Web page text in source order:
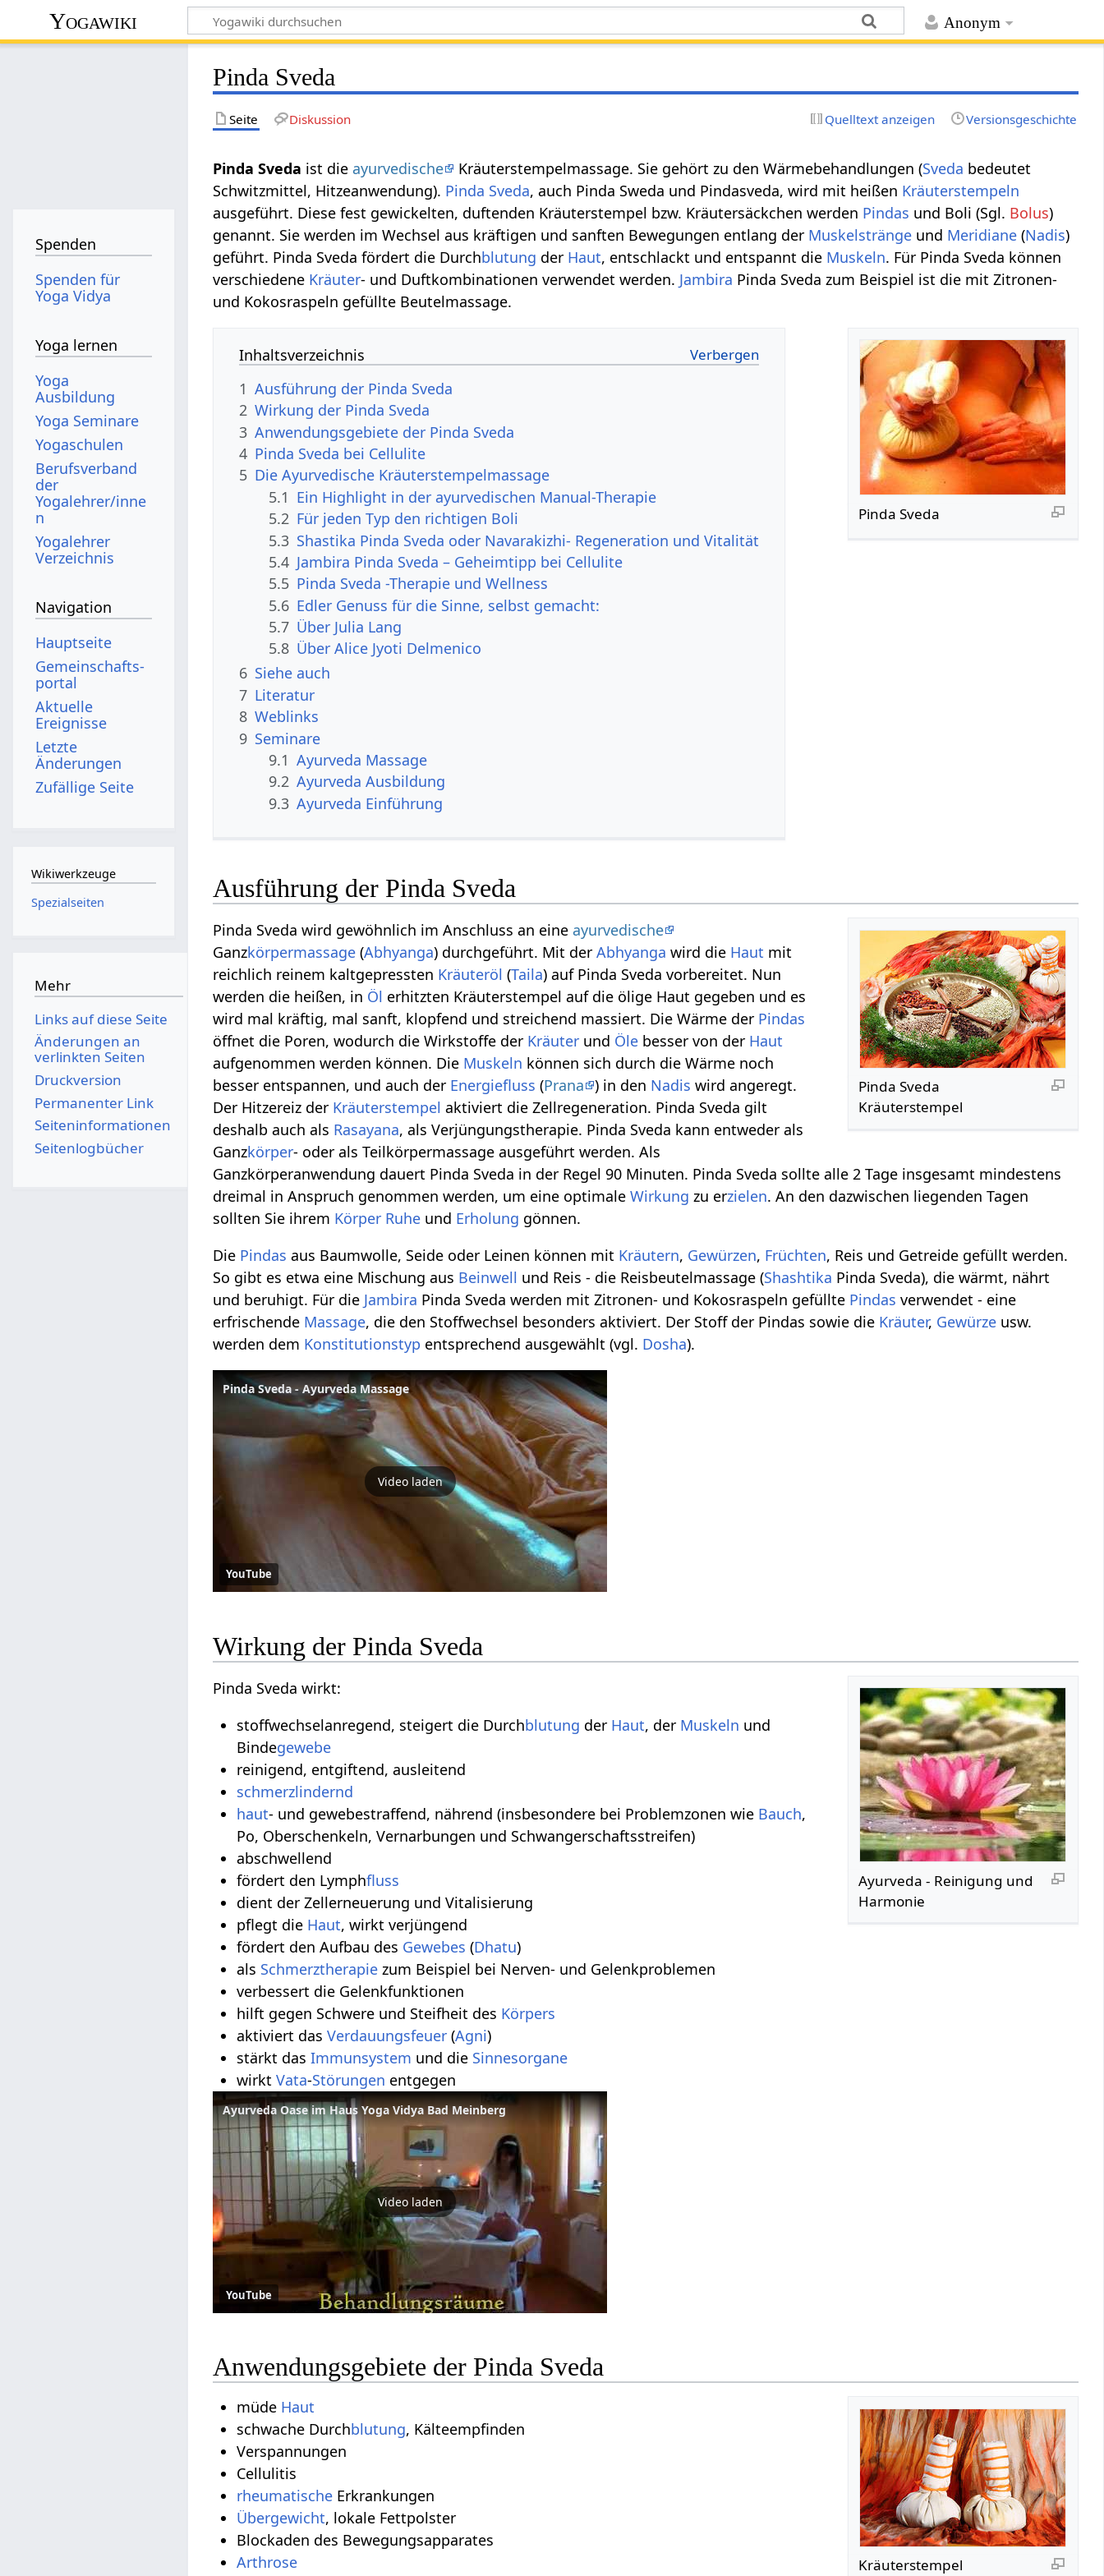
Anonym
Yogawiki
Pinda Sveda
Seite Diskussion Quelltext anzeigen Versionsgeschichte
Pinda Sveda ist die ayurvedische Kräuterstempelmassage. Sie gehört zu den Wärmebehandlungen (Sveda bedeutet
Schwitzmittel, Hitzeanwendung). Pinda Sveda, auch Pinda Sweda und Pindasveda, wird mit heißen Kräuterstempeln
ausgeführt. Diese fest gewickelten, duftenden Kräuterstempel bzw. Kräutersäckchen werden Pindas und Boli (Sgl. Bolus)
genannt. Sie werden im Wechsel aus kräftigen und sanften Bewegungen entlang der Muskelstränge und Meridiane (Nadis)
geführt. Pinda Sveda fördert die Durchblutung der Haut, entschlackt und entspannt die Muskeln. Für Pinda Sveda können
verschiedene Kräuter- und Duftkombinationen verwendet werden. Jambira Pinda Sveda zum Beispiel ist die mit Zitronen-
und Kokosraspeln gefüllte Beutelmassage.
Pinda Sveda
Inhaltsverzeichnis
1 Ausführung der Pinda Sveda
2 Wirkung der Pinda Sveda
3 Anwendungsgebiete der Pinda Sveda
4 Pinda Sveda bei Cellulite
5 Die Ayurvedische Kräuterstempelmassage
5.1 Ein Highlight in der ayurvedischen Manual-Therapie
5.2 Für jeden Typ den richtigen Boli
5.3 Shastika Pinda Sveda oder Navarakizhi- Regeneration und Vitalität
5.4 Jambira Pinda Sveda – Geheimtipp bei Cellulite
5.5 Pinda Sveda -Therapie und Wellness
5.6 Edler Genuss für die Sinne, selbst gemacht:
5.7 Über Julia Lang
5.8 Über Alice Jyoti Delmenico
6 Siehe auch
7 Literatur
8 Weblinks
9 Seminare
9.1 Ayurveda Massage
9.2 Ayurveda Ausbildung
9.3 Ayurveda Einführung
Ausführung der Pinda Sveda
Pinda Sveda
Kräuterstempel
Pinda Sveda wird gewöhnlich im Anschluss an eine ayurvedische
Ganzkörpermassage (Abhyanga) durchgeführt. Mit derAbhyanga wird die Haut mit
reichlich reinem kaltgepressten Kräuteröl (Taila) auf Pinda Sveda vorbereitet. Nun
werden die heißen, in Öl erhitzten Kräuterstempel auf die ölige Haut gegeben und es
wird mal kräftig, mal sanft, klopfend und streichend massiert. Die Wärme der Pindas
öffnet die Poren, wodurch die Wirkstoffe der Kräuter und Öle besser von der Haut
aufgenommen werden können. Die Muskeln können sich durch die Wärme noch
besser entspannen, und auch der Energiefluss (Prana ) in den Nadis wird angeregt.
Der Hitzereiz der Kräuterstempel aktiviert die Zellregeneration. Pinda Sveda gilt
deshalb auch als Rasayana, als Verjüngungstherapie. Pinda Sveda kann entweder als
Ganzkörper- oder als Teilkörpermassage ausgeführt werden. Als
Ganzkörperanwendung dauert Pinda Sveda in der Regel 90 Minuten. Pinda Sveda sollte alle 2 Tage insgesamt mindestens
dreimal in Anspruch genommen werden, um eine optimaleWirkung zu erzielen. An den dazwischen liegenden Tagen
sollten Sie ihrem Körper Ruhe und Erholung gönnen.
Die Pindas aus Baumwolle, Seide oder Leinen können mit Kräutern, Gewürzen, Früchten, Reis und Getreide gefüllt werden.
So gibt es etwa eine Mischung aus Beinwell und Reis - die Reisbeutelmassage (Shashtika Pinda Sveda), die wärmt, nährt
und beruhigt. Für die Jambira Pinda Sveda werden mit Zitronen- und Kokosraspeln gefüllte Pindas verwendet - eine
erfrischende Massage, die den Stoffwechsel besonders aktiviert. Der Stoff der Pindas sowie die Kräuter, Gewürze usw.
werden dem Konstitutionstyp entsprechend ausgewählt (vgl. Dosha).
Pinda Sveda - Ayurveda Massage
Video laden
YouTube
Wirkung der Pinda Sveda
Ayurveda - Reinigung und
Harmonie
Pinda Sveda wirkt:
stoffwechselanregend, steigert die Durchblutung der Haut, der Muskeln und
Bindegewebe
reinigend, entgiftend, ausleitend
schmerzlindernd
haut- und gewebestraffend, nährend (insbesondere bei Problemzonen wie Bauch,
Po, Oberschenkeln, Vernarbungen und Schwangerschaftsstreifen)
abschwellend
fördert den Lymphfluss
dient der Zellerneuerung und Vitalisierung
pflegt die Haut, wirkt verjüngend
fördert den Aufbau des Gewebes (Dhatu)
als Schmerztherapie zum Beispiel bei Nerven- und Gelenkproblemen
verbessert die Gelenkfunktionen
hilft gegen Schwere und Steifheit des Körpers
aktiviert dasVerdauungsfeuer (Agni)
stärkt dasImmunsystem und die Sinnesorgane
wirktVata-Störungen entgegen
Ayurveda Oase im Haus Yoga Vidya Bad Meinberg
Video laden
YouTube
Anwendungsgebiete der Pinda Sveda
Kräuterstempel
müde Haut
schwache Durchblutung, Kälteempfinden
Verspannungen
Cellulitis
rheumatische Erkrankungen
Übergewicht, lokale Fettpolster
Blockaden des Bewegungsapparates
Arthrose
Spenden
Spenden für
Yoga Vidya
Yoga lernen
Yoga
Ausbildung
Yoga Seminare
Yogaschulen
Berufsverband
der
Yogalehrer/inne
n
Yogalehrer
Verzeichnis
Navigation
Hauptseite
Gemeinschafts­
portal
Aktuelle
Ereignisse
Letzte
Änderungen
Zufällige Seite
Wikiwerkzeuge
Spezialseiten
Mehr
Links auf diese Seite
Änderungen an
verlinkten Seiten
Druckversion
Permanenter Link
Seiten­­informationen
Seitenlogbücher